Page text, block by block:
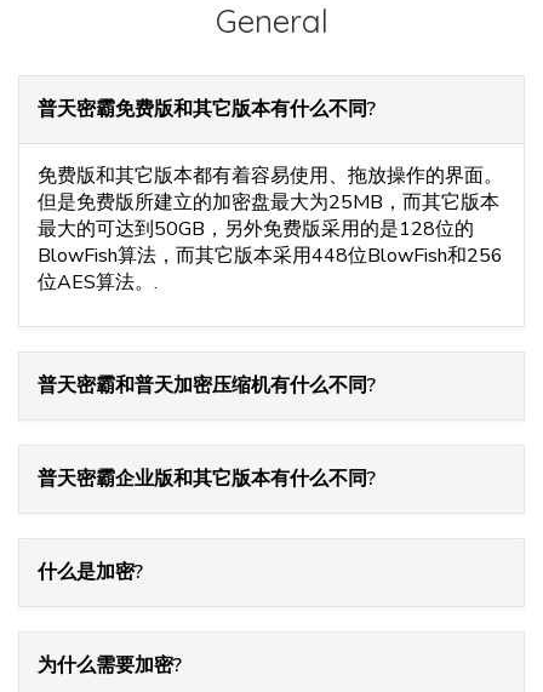
General
普天密霸免费版和其它版本有什么不同?
免费版和其它版本都有着容易使用、拖放操作的界面。
但是免费版所建立的加密盘最大为25MB，而其它版本
最大的可达到50GB，另外免费版采用的是128位的
BlowFish算法，而其它版本采用448位BlowFish和256
位AES算法。.
普天密霸和普天加密压缩机有什么不同?
普天密霸企业版和其它版本有什么不同?
什么是加密?
为什么需要加密?